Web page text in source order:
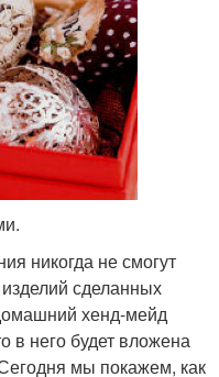
никогда не смогут
сделанных
хенд-мейд
в него будет вложена
мы покажем, как